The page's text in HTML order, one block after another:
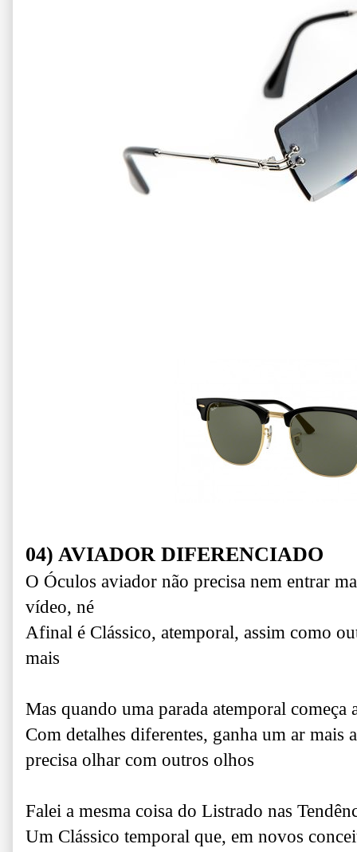
04) AVIADOR DIFERENCIADO
O Óculos aviador não precisa nem entrar
vídeo, né
Afinal é Clássico, atemporal, assim como
mais
Mas quando uma parada atemporal começa
Com detalhes diferentes, ganha um ar mais
precisa olhar com outros olhos
Falei a mesma coisa do Listrado nas
Um Clássico temporal que, em novos